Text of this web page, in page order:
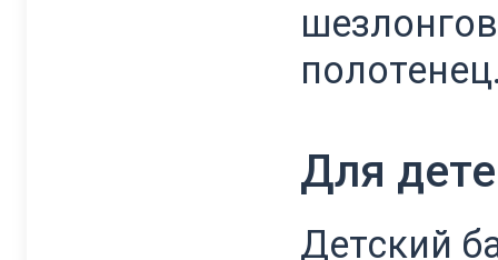
Для
Детский